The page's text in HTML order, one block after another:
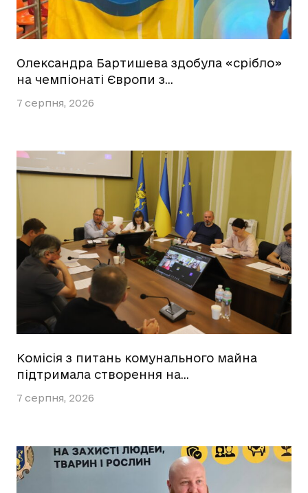
Олександра Бартишева здобула «срібло»
на чемпіонаті Європи з…
7 серпня, 2026
Комісія з питань комунального майна
підтримала створення на…
7 серпня, 2026